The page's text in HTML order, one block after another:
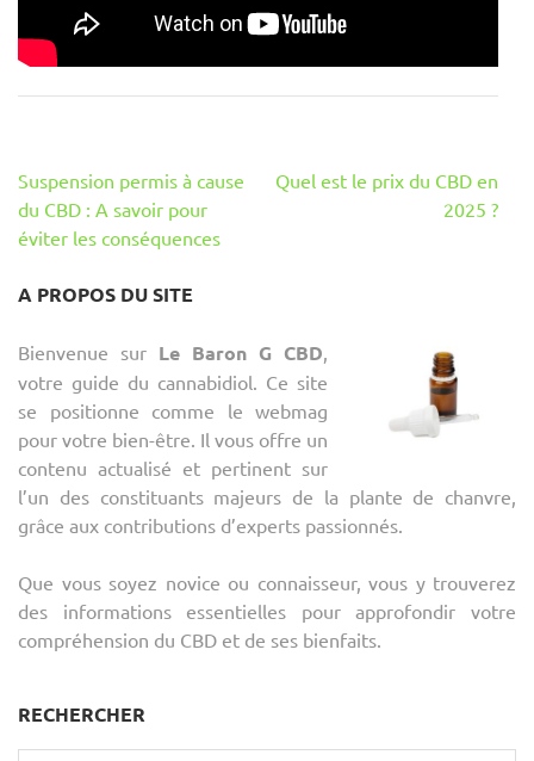
Navigation
de
l’article
Suspension permis à cause
du CBD : A savoir pour
éviter les conséquences
Quel est le prix du CBD en
2025 ?
A PROPOS DU SITE
Bienvenue sur Le Baron G CBD,
votre guide du cannabidiol. Ce site
se positionne comme le webmag
pour votre bien-être. Il vous offre un
contenu actualisé et pertinent sur
l’un des constituants majeurs de la plante de chanvre,
grâce aux contributions d’experts passionnés.
Que vous soyez novice ou connaisseur, vous y trouverez
des informations essentielles pour approfondir votre
compréhension du CBD et de ses bienfaits.
RECHERCHER